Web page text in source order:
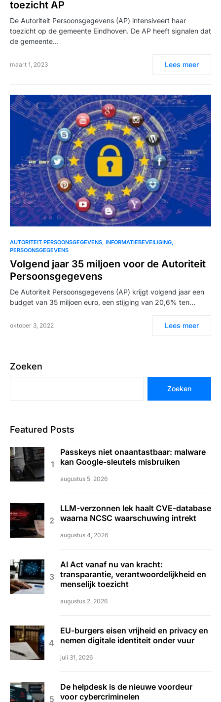
toezicht AP
De Autoriteit Persoonsgegevens (AP) intensiveert haar
toezicht op de gemeente Eindhoven. De AP heeft signalen dat
de gemeente…
maart 1, 2023 Lees meer
AUTORITEIT PERSOONSGEGEVENS INFORMATIEBEVEILIGING
PERSOONSGEGEVENS
Volgend jaar 35 miljoen voor de Autoriteit
Persoonsgegevens
De Autoriteit Persoonsgegevens (AP) krijgt volgend jaar een
budget van 35 miljoen euro, een stijging van 20,6% ten…
oktober 3, 2022 Lees meer
Zoeken
Zoeken
Featured Posts
Passkeys niet onaantastbaar: malware
kan Google-sleutels misbruiken
augustus 5, 2026
LLM-verzonnen lek haalt CVE-database
waarna NCSC waarschuwing intrekt
augustus 4, 2026
AI Act vanaf nu van kracht:
transparantie, verantwoordelijkheid en
menselijk toezicht
augustus 2, 2026
EU-burgers eisen vrijheid en privacy en
nemen digitale identiteit onder vuur
juli 31, 2026
De helpdesk is de nieuwe voordeur
voor cybercriminelen